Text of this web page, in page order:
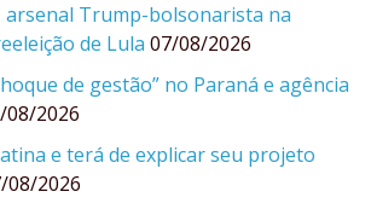
arsenal Trump-bolsonarista na
de Lula 07/08/2026
de gestão” no Paraná e agência
08/2026
e terá de explicar seu projeto
08/2026